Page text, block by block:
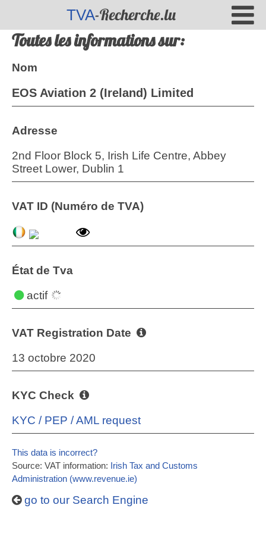
TVA-Recherche.lu
Toutes les informations sur:
Nom
EOS Aviation 2 (Ireland) Limited
Adresse
2nd Floor Block 5, Irish Life Centre, Abbey
Street Lower, Dublin 1
VAT ID (Numéro de TVA)
État de Tva
actif
VAT Registration Date
13 octobre 2020
KYC Check
KYC / PEP / AML request
This data is incorrect?
Source: VAT information: Irish Tax and Customs
Administration (www.revenue.ie)
go to our Search Engine